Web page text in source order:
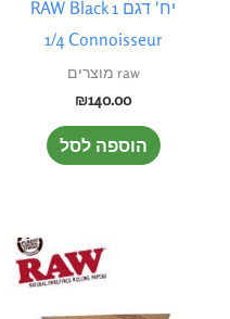
יח' דגם RAW Black 1
1/4 Connoisseur
raw מוצרים
₪140.00
הוספה לסל